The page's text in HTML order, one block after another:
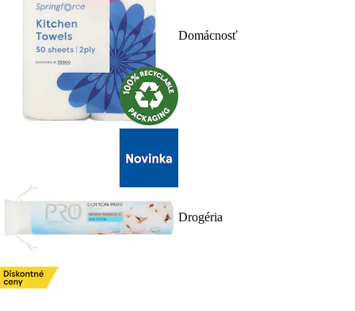
Domácnosť
Drogéria